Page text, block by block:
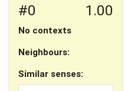
#0 1.00
No contexts
Neighbours:
Similar senses: